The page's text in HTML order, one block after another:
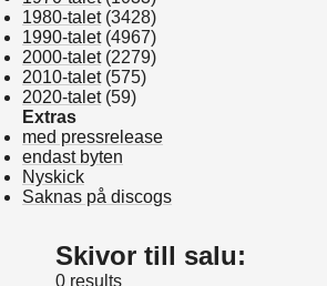
1980-talet(3428)
1990-talet(4967)
2000-talet(2279)
2010-talet(575)
2020-talet(59)
Extras
med pressrelease
endast byten
Nyskick
Saknas på discogs
Skivor till salu:
0 results